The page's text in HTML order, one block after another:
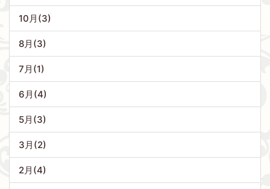
10月(3)
8月(3)
7月(1)
6月(4)
5月(3)
3月(2)
2月(4)